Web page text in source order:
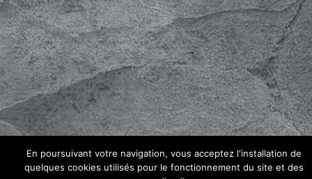
En poursuivant votre navigation, vous acceptez l'installation de
quelques cookies utilisés pour le fonctionnement du site et des